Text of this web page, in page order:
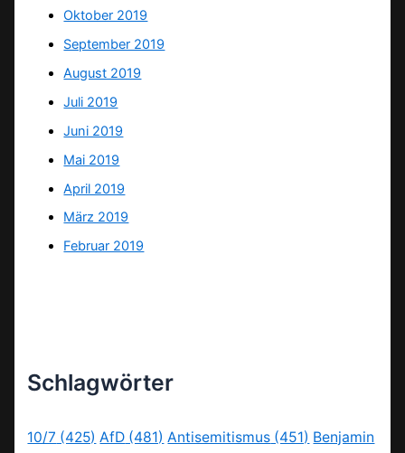
Oktober 2019
September 2019
August 2019
Juli 2019
Juni 2019
Mai 2019
April 2019
März 2019
Februar 2019
Schlagwörter
10/7 (425) AfD (481) Antisemitismus (451) Benjamin